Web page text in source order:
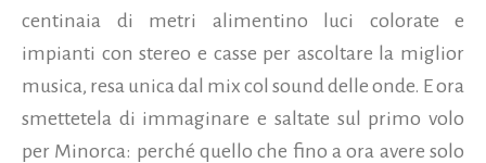
centinaia di metri alimentino luci colorate e
impianti con stereo e casse per ascoltare la miglior
musica, resa unica dal mix col sound delle onde. E ora
smettetela di immaginare e saltate sul primo volo
per Minorca: perché quello che fino a ora avere solo